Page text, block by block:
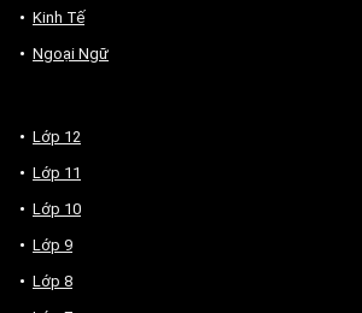
Kinh Tế
Ngoại Ngữ
Lớp 12
Lớp 11
Lớp 10
Lớp 9
Lớp 8